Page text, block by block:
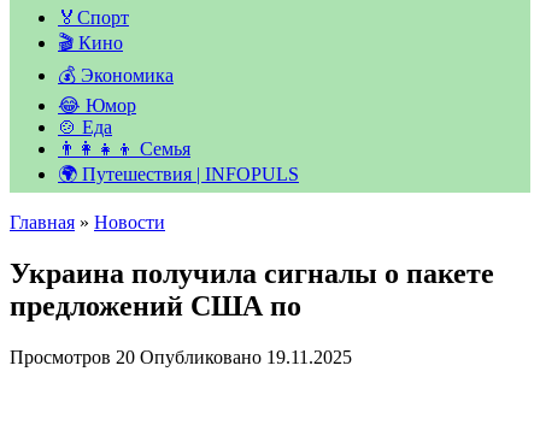
🏅Спорт
🎬 Кино
💰 Экономика
😂 Юмор
🍲 Еда
👨‍👩‍👧‍👦 Семья
🌍 Путешествия | INFOPULS
Главная » Новости
Украина получила сигналы о пакете
предложений США по
Просмотров 20 Опубликовано 19.11.2025